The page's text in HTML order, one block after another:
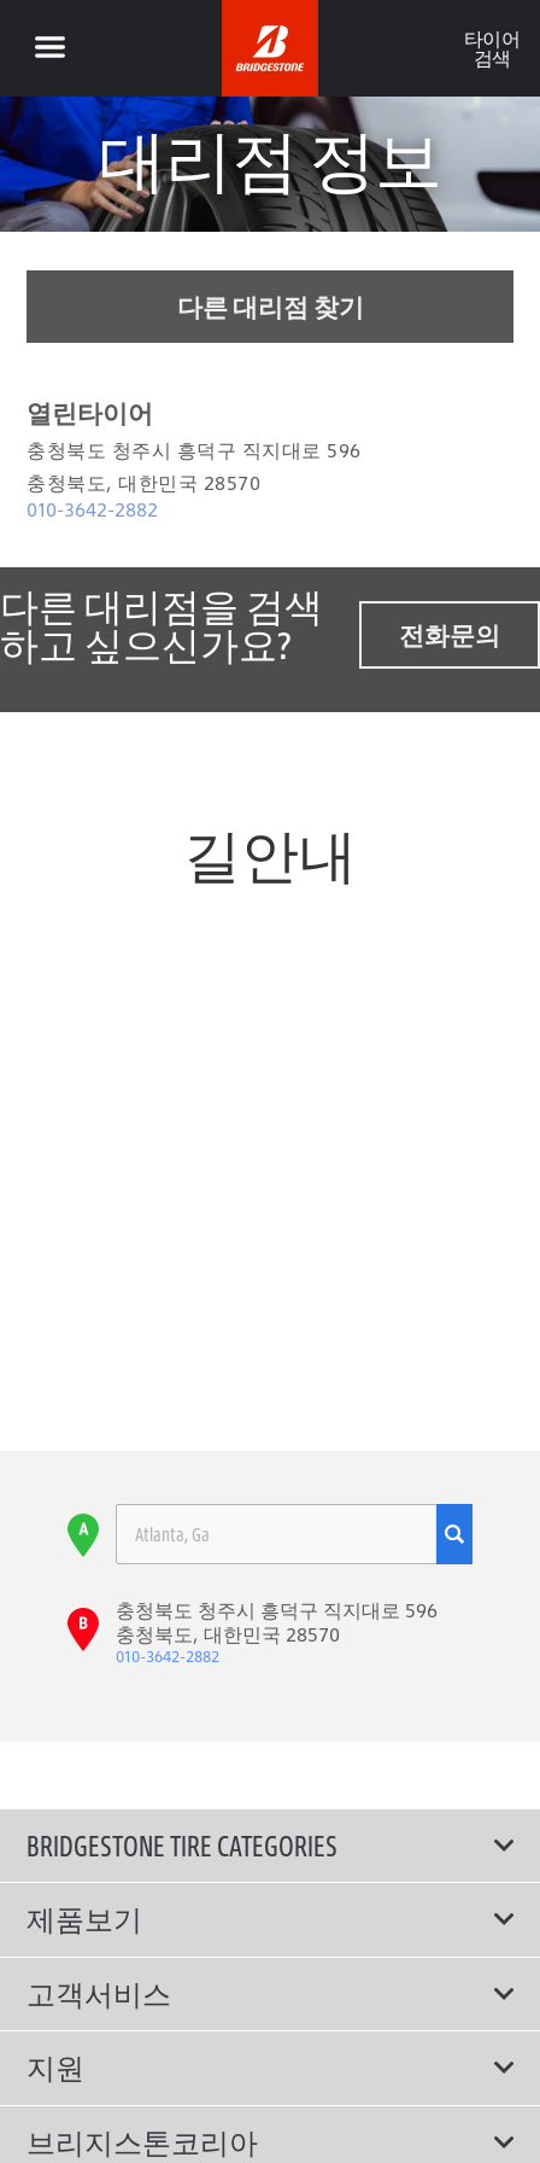
타이어
검색
대리점 정보
다른 대리점 찾기
열린타이어
충청북도 청주시 흥덕구 직지대로 596
충청북도, 대한민국 28570
010-3642-2882
다른 대리점을 검색
하고 싶으신가요?
전화문의
길안내
충청북도 청주시 흥덕구 직지대로 596
충청북도, 대한민국 28570
010-3642-2882
BRIDGESTONE TIRE CATEGORIES
제품보기
모두
스포츠 타이어
컴포트 타이어
친환경 타이어
고객서비스
보증서비스
에너지소비효율등급제도
지원
이용약관
브리지스톤코리아